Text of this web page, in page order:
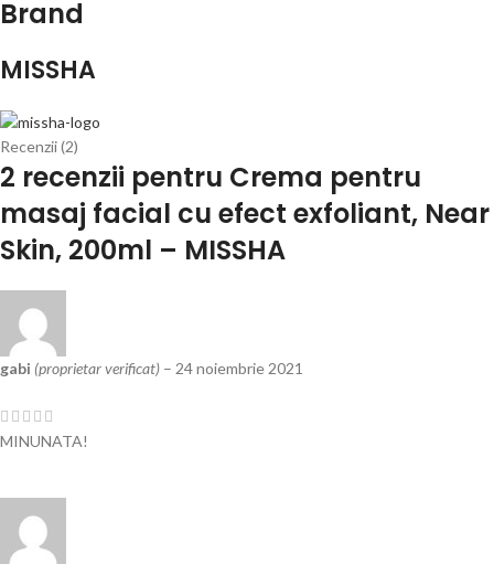
Brand
MISSHA
Recenzii (2)
2 recenzii pentru Crema pentru
masaj facial cu efect exfoliant, Near
Skin, 200ml – MISSHA
gabi (proprietar verificat) – 24 noiembrie 2021
MINUNATA!